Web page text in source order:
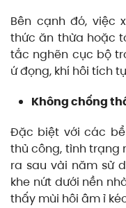
Bên cạnh đó, việc
thức ăn thừa hoặc
tắc nghẽn cục bộ
ứ đọng, khí hôi tích
Không chống
Đặc biệt với các
thủ công, tình trạng
ra sau vài năm sử
khe nứt dưới nền
thấy mùi hôi âm ỉ